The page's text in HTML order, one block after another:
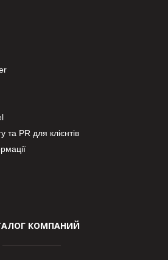
та PR для клієнтів
КОМПАНИЙ